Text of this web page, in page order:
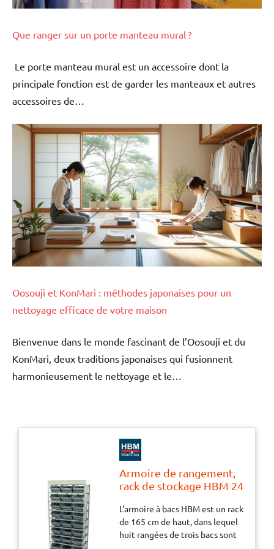
Que ranger sur un porte manteau mural ?
Le porte manteau mural est un accessoire dont la
principale fonction est de garder les manteaux et autres
accessoires de…
Oosouji et KonMari : méthodes japonaises pour un
nettoyage efficace de votre maison
Bienvenue dans le monde fascinant de l’Oosouji et du
KonMari, deux traditions japonaises qui fusionnent
harmonieusement le nettoyage et le…
Armoire de rangement,
rack de stockage HBM 24
L'armoire à bacs HBM est un rack
de 165 cm de haut, dans lequel
huit rangées de trois bacs sont